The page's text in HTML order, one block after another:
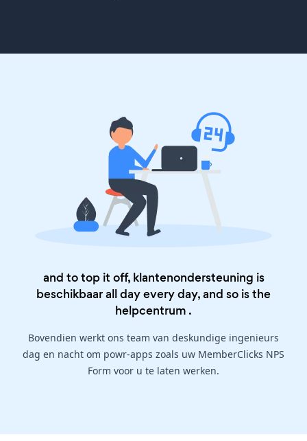
and to top it off, klantenondersteuning is
beschikbaar all day every day, and so is the
helpcentrum .
Bovendien werkt ons team van deskundige ingenieurs
dag en nacht om powr-apps zoals uw MemberClicks NPS
Form voor u te laten werken.